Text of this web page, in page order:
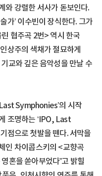
와 강렬한 서사가 돋보인다.
가’ 이수빈이 장식한다. 그가
협주곡 2번> 역시 한국
상주의 색채가 절묘하게
교와 깊은 음악성을 만날 수
Symphonies’의 시작
조명하는 ‘IPO, Last
점으로 첫발을 뗀다. 서막을
인 차이콥스키의 <교향곡
혼을 쏟아부었다”고 밝힐